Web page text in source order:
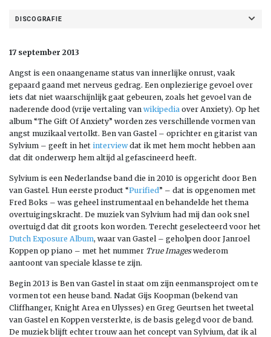
DISCOGRAFIE
17 september 2013
Angst is een onaangename status van innerlijke onrust, vaak
gepaard gaand met nerveus gedrag. Een onplezierige gevoel over
iets dat niet waarschijnlijk gaat gebeuren, zoals het gevoel van de
naderende dood (vrije vertaling van wikipedia over Anxiety). Op het
album “The Gift Of Anxiety” worden zes verschillende vormen van
angst muzikaal vertolkt. Ben van Gastel – oprichter en gitarist van
Sylvium – geeft in het interviewdat ik met hem mocht hebben aan
dat dit onderwerp hem altijd al gefascineerd heeft.
Sylvium is een Nederlandse band die in 2010 is opgericht door Ben
van Gastel. Hun eerste product “Purified ” – dat is opgenomen met
Fred Boks – was geheel instrumentaal en behandelde het thema
overtuigingskracht. De muziek van Sylvium had mij dan ook snel
overtuigd dat dit groots kon worden. Terecht geselecteerd voor het
Dutch Exposure Album, waar van Gastel – geholpen door Janroel
Koppen op piano – met het nummer True Imageswederom
aantoont van speciale klasse te zijn.
Begin 2013 is Ben van Gastel in staat om zijn eenmansproject om te
vormen tot een heuse band. Nadat Gijs Koopman (bekend van
Cliffhanger, Knight Area en Ulysses) en Greg Geurtsen het tweetal
van Gastel en Koppen versterkte, is de basis gelegd voor de band.
De muziek blijft echter trouw aan het concept van Sylvium, dat ik al